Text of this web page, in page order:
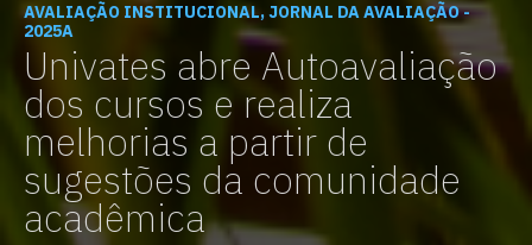
AVALIAÇÃO INSTITUCIONAL, JORNAL DA AVALIAÇÃO -
2025A
Univates abre Autoavaliação
dos cursos e realiza
melhorias a partir de
sugestões da comunidade
acadêmica